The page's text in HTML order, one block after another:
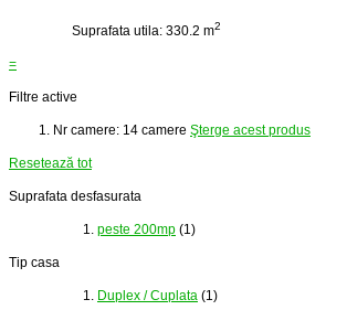
Suprafata utila: 330.2 m2
=
Filtre active
Nr camere: 14 camere Şterge acest produs
Resetează tot
Suprafata desfasurata
peste 200mp (1)
Tip casa
Duplex / Cuplata (1)